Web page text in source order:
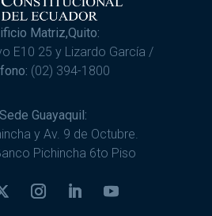
Matriz,Quito:
E10 25 y Lizardo García /
(02) 394-1800
Sede Guayaquil:
y Av. 9 de Octubre.
Pichincha 6to Piso